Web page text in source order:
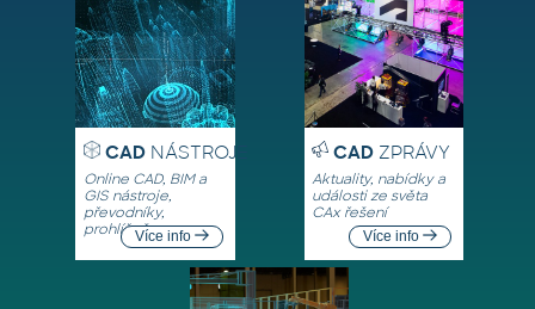
CADNÁSTROJE
Online CAD, BIM a
GIS nástroje,
převodníky,
prohlížečeVíce info
CADZPRÁVY
Aktuality, nabídky a
události ze světa
CAx řešení
Více info